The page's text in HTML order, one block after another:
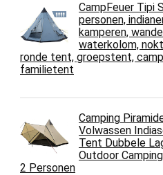
CampFeuer Tipi
personen,
kamperen,
waterkolom,
ronde tent, groepstent,
familietent
Camping
Volwassen
Tent Dubbele
Outdoor
2 Personen